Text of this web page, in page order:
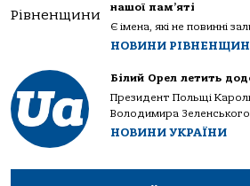
нашої пам’яті
Є імена, які не повинні
НОВИНИ
Білий Орел летить
Президент Польщі
Володимира
НОВИНИ УКРАЇНИ